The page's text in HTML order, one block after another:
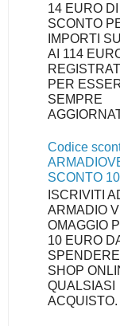
14 EURO DI
SCONTO
IMPORTI
AI 114
PER
SEMPRE
Codice
SCONTO
ISCRIVITI
ARMADIO
OMAGGIO
10 EURO
SHOP
QUALSIASI
ACQUISTO.